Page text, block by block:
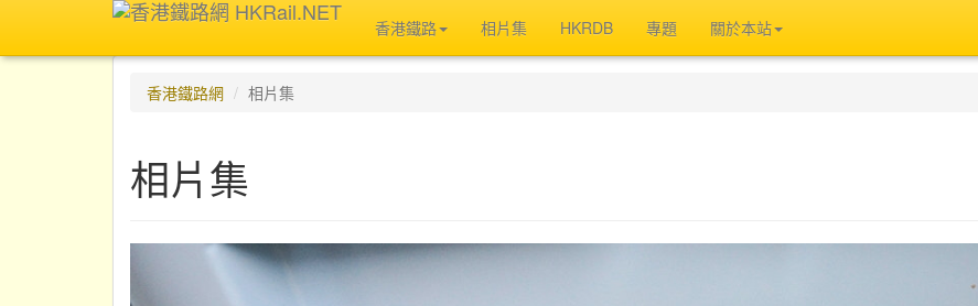
香港鐵路 相片集 HKRDB 專題 關於本站
香港鐵路網 相片集
相片集